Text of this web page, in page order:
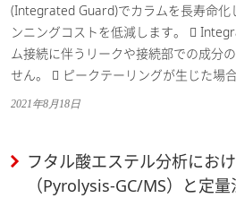
(Integrated Guard)でカラムを長寿命化
ンニングコストを低減します。 
ム接続に伴うリークや接続部での成分
せん。  ピークテーリングが生じた場
2021年8月18日
フタル酸エステル分析にお
（Pyrolysis-GC/MS）と定